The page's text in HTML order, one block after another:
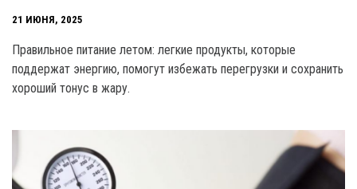
21 ИЮНЯ, 2025
Правильное питание летом: легкие продукты, которые
поддержат энергию, помогут избежать перегрузки и сохранить
хороший тонус в жару.